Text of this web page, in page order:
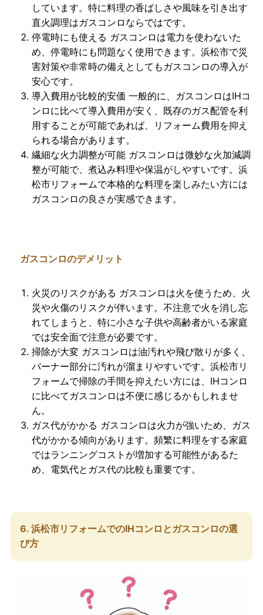
しています。特に料理の香ばしさや風味を引き出す
直火調理はガスコンロならではです。
停電時にも使える ガスコンロは電力を使わないた
め、停電時にも問題なく使用できます。浜松市で災
害対策や非常時の備えとしてもガスコンロの導入が
安心です。
導入費用が比較的安価 一般的に、ガスコンロはIHコ
ンロに比べて導入費用が安く、既存のガス配管を利
用することが可能であれば、リフォーム費用を抑え
られる場合があります。
繊細な火力調整が可能ガスコンロは微妙な火加減調
整が可能で、煮込み料理や保温がしやすいです。浜
松市リフォームで本格的な料理を楽しみたい方には
ガスコンロの良さが実感できます。
ガスコンロのデメリット
火災のリスクがある ガスコンロは火を使うため、火
災や火傷のリスクが伴います。不注意で火を消し忘
れてしまうと、特に小さな子供や高齢者がいる家庭
では安全面で注意が必要です。
掃除が大変ガスコンロは油汚れや飛び散りが多く、
バーナー部分に汚れが溜まりやすいです。浜松市リ
フォームで掃除の手間を抑えたい方には、IHコンロ
に比べてガスコンロは不便に感じるかもしれませ
ん。
ガス代がかかる ガスコンロは火力が強いため、ガス
代がかかる傾向があります。頻繁に料理をする家庭
ではランニングコストが増加する可能性があるた
め、電気代とガス代の比較も重要です。
6. 浜松市リフォームでのIHコンロとガスコンロの選
び方